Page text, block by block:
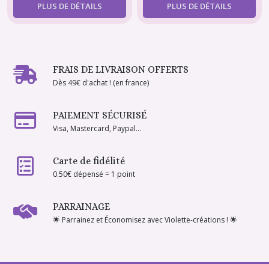
PLUS DE DÉTAILS PLUS DE DÉTAILS
FRAIS DE LIVRAISON OFFERTS
Dès 49€ d'achat ! (en france)
PAIEMENT SÉCURISÉ
Visa, Mastercard, Paypal...
Carte de fidélité
0.50€ dépensé = 1 point
PARRAINAGE
🌟 Parrainez et Économisez avec Violette-créations ! 🌟